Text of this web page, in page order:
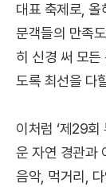
대표 축제로, 올
문객들의 만족
히 신경 써 모든
도록 최선을 다
이처럼 ‘제29회
운 자연 경관과
음악, 먹거리,